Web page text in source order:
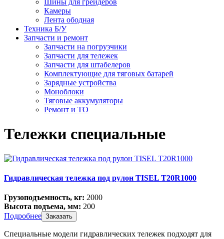
Шины для грейдеров
Камеры
Лента ободная
Техника Б/У
Запчасти и ремонт
Запчасти на погрузчики
Запчасти для тележек
Запчасти для штабелеров
Комплектующие для тяговых батарей
Зарядные устройства
Моноблоки
Тяговые аккумуляторы
Ремонт и ТО
Тележки специальные
Гидравлическая тележка под рулон TISEL T20R1000
Грузоподъемность, кг: 2000
Высота подъема, мм: 200
Подробнее Заказать
Специальные модели гидравлических тележек подходят для